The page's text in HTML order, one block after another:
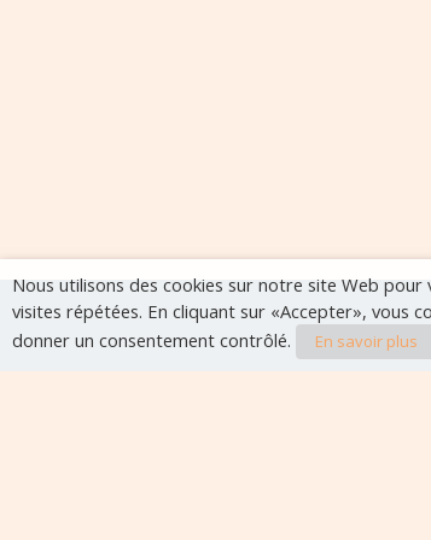
Nous utilisons des cookies sur notre site Web
visites répétées. En cliquant sur «Accepter», vous
donner un consentement contrôlé.
En savoir plus